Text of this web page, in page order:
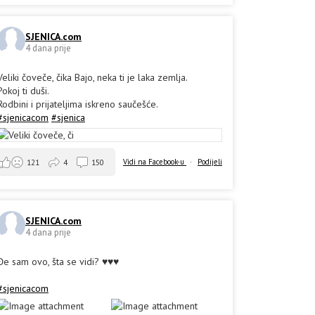
SJENICA.com
4 dana prije
čoveče, čika Bajo, neka ti je laka zemlja.
ti duši.
i prijateljima iskreno saučešće.
#sjenica
Vidi na Facebook-u · Podijeli
121 4 150
SJENICA.com
4 dana prije
sam ovo, šta se vidi? ♥️♥️♥️